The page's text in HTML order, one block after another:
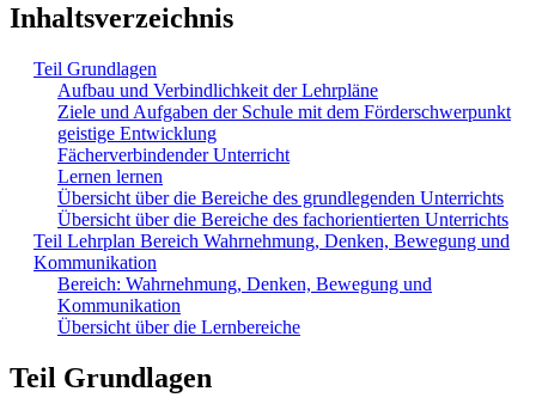
Inhaltsverzeichnis
Teil Grundlagen
Aufbau und Verbindlichkeit der Lehrpläne
Ziele und Aufgaben der Schule mit dem Förderschwerpunkt
geistige Entwicklung
Fächerverbindender Unterricht
Lernen lernen
Übersicht über die Bereiche des grundlegenden Unterrichts
Übersicht über die Bereiche des fachorientierten Unterrichts
Teil Lehrplan Bereich Wahrnehmung, Denken, Bewegung und
Kommunikation
Bereich: Wahrnehmung, Denken, Bewegung und
Kommunikation
Übersicht über die Lernbereiche
Teil Grundlagen